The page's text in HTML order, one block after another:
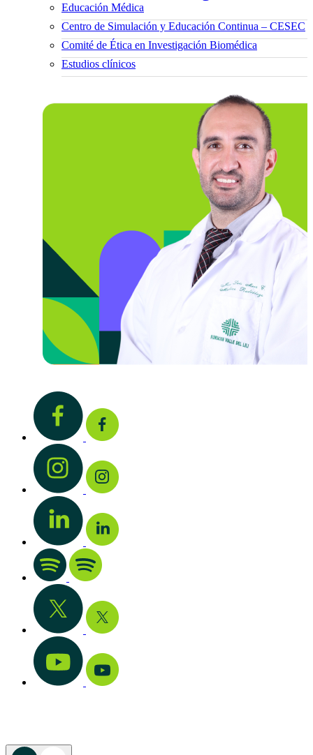
Educación Médica
Centro de Simulación y Educación Continua – CESEC
Comité de Ética en Investigación Biomédica
Estudios clínicos